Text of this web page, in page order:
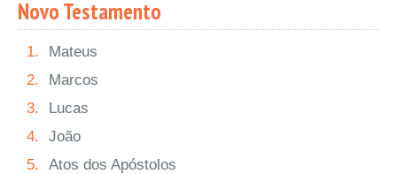
Novo Testamento
1.
Mateus
2.
Marcos
3.
Lucas
4.
João
5.
Atos dos Apóstolos